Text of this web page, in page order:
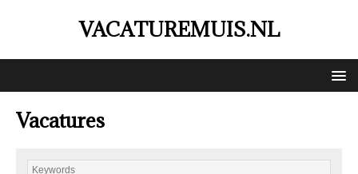
VACATUREMUIS.NL
Vacatures